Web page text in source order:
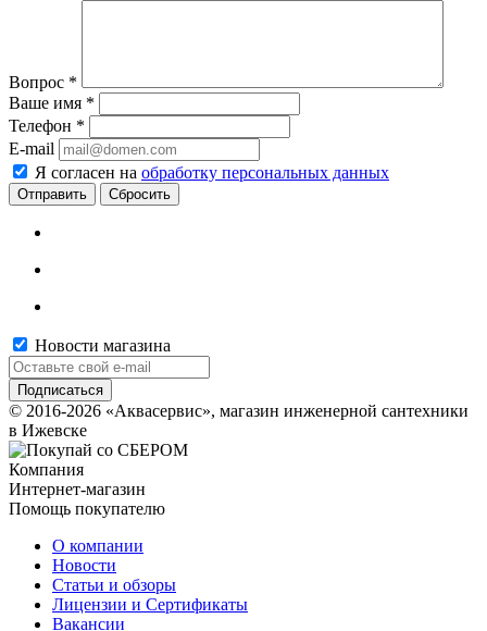
Вопрос *
Ваше имя *
Телефон *
E-mail
Я согласен на обработку персональных данных
Сбросить
Новости магазина
© 2016-2026 «Аквасервис», магазин инженерной сантехники
в Ижевске
Компания
Интернет-магазин
Помощь покупателю
О компании
Новости
Статьи и обзоры
Лицензии и Сертификаты
Вакансии